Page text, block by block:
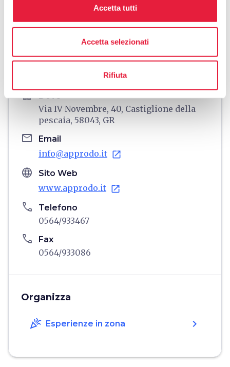
Accetta tutti
Accetta selezionati
Rifiuta
home Dove
Via IV Novembre, 40, Castiglione della
pescaia, 58043, GR
email Email
info@approdo.it open_in_new
language Sito Web
www.approdo.it open_in_new
phone Telefono
0564/933467
phone Fax
0564/933086
Organizza
celebration Esperienze in zona chevron_right